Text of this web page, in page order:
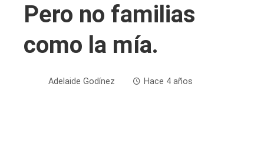
Pero no familias
como la mía.
Adelaide Godínez Hace 4 años